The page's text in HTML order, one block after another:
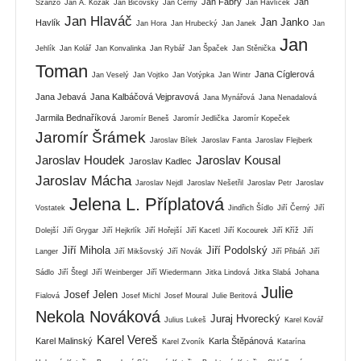
Szánzo Jan A. Kozák Jan Bičovský Jan Černý Jan Havlíček
Havlík Jan Hlaváč Jan Hora Jan Hrubecký Jan Janek Jan Janko Jan
Jehlík Jan Kolář Jan Konvalinka Jan Rybář Jan Špaček Jan Stěnička Jan
Toman
Jan Veselý Jan Vojtko Jan Votýpka Jan Wintr Jana Cíglerová
Jana Jebavá Jana Kalbáčová Vejpravová Jana Mynářová Jana Nenadalová
Jarmila Bednaříková Jaromír Beneš Jaromír Jedlička Jaromír Kopeček
Jaromír Šrámek Jaroslav Bílek Jaroslav Fanta Jaroslav Flejberk
Jaroslav Houdek Jaroslav Kadlec Jaroslav Kousal
Jaroslav Mácha Jaroslav Nejdl Jaroslav Nešetřil Jaroslav Petr Jaroslav
Vostatek Jelena L. Příplatová Jindřich Šídlo Jiří Černý Jiří
Dolejší Jiří Grygar Jiří Hejkrlík Jiří Hořejší Jiří Kacetl Jiří Kocourek Jiří Kříž Jiří
Langer Jiří Mihola Jiří Mikšovský Jiří Novák Jiří Podolský Jiří Přibáň Jiří
Sádlo Jiří Štegl Jiří Weinberger Jiří Wiedermann Jitka Lindová Jitka Slabá Johana
Fialová Josef Jelen Josef Michl Josef Moural Julie Beritová Julie
Nekola Nováková Julius Lukeš Juraj Hvorecký Karel Kovář
Karel Malinský Karel Vereš Karel Zvoník Karla Štěpánová Katarína